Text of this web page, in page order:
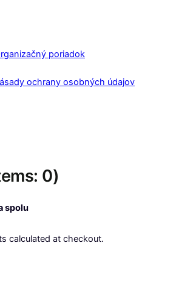
poriadok
ochrany osobných údajov
0)
spolu
calculated at checkout.